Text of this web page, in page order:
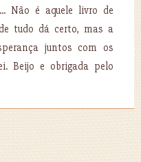
Não é aquele livro de
tudo dá certo, mas a
juntos com os
Beijo e obrigada pelo